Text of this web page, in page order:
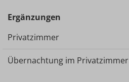
Ergänzungen
Privatzimmer
Übernachtung im Privatzimmer